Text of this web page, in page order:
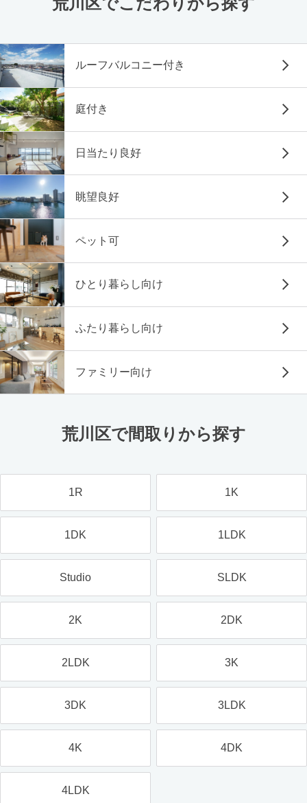
ルーフバルコニー付き
庭付き
日当たり良好
眺望良好
ペット可
ひとり暮らし向け
ふたり暮らし向け
ファミリー向け
荒川区で間取りから探す
1R 1K
1DK 1LDK
Studio SLDK
2K 2DK
2LDK 3K
3DK 3LDK
4K 4DK
4LDK